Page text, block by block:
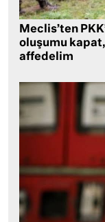
Meclis’ten
oluşumu kapat,
affedelim